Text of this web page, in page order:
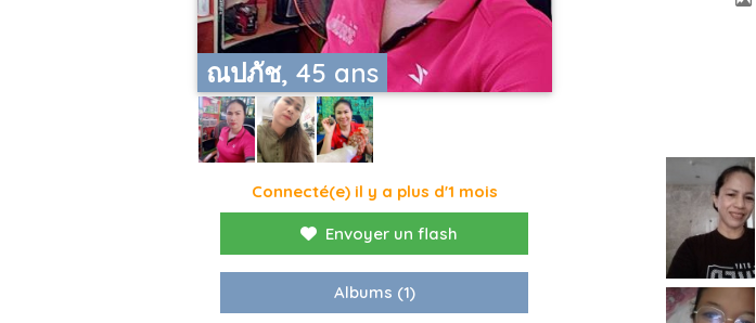
ณปภัช, 45 ans
Connecté(e) il y a plus d'1 mois
Envoyer un flash
Albums (1)